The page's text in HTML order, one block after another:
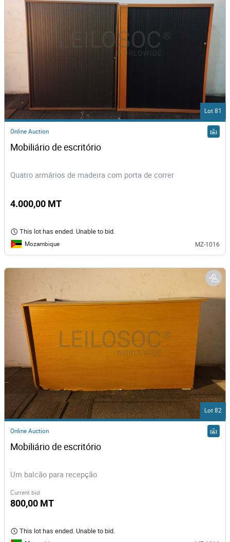
Lot 81
Online Auction
Mobiliário de escritório
Quatro armários de madeira com porta de correr
4.000,00 MT
This lot has ended. Unable to bid.
Mozambique MZ-1016
Lot 82
Online Auction
Um balcão para recepção
Current bid
800,00 MT
This lot has ended. Unable to bid.